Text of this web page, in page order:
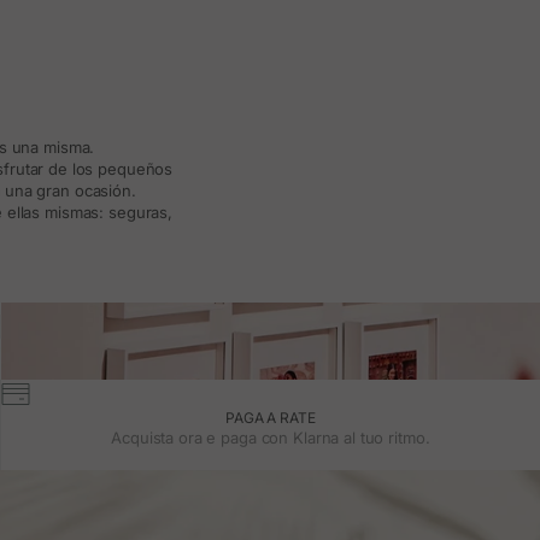
una misma.
de los pequeños
gran ocasión.
mismas: seguras,
PAGA A RATE
Acquista ora e paga con Klarna al tuo ritmo.